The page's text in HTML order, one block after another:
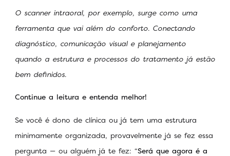
O scanner intraoral, por exemplo, surge como uma
ferramenta que vai além do conforto. Conectando
diagnóstico, comunicação visual e planejamento
quando a estrutura e processos do tratamento já estão
bem definidos.
Continue a leitura e entenda melhor!
Se você é dono de clínica ou já tem uma estrutura
minimamente organizada, provavelmente já se fez essa
pergunta — ou alguém já te fez: “Será que agora é a